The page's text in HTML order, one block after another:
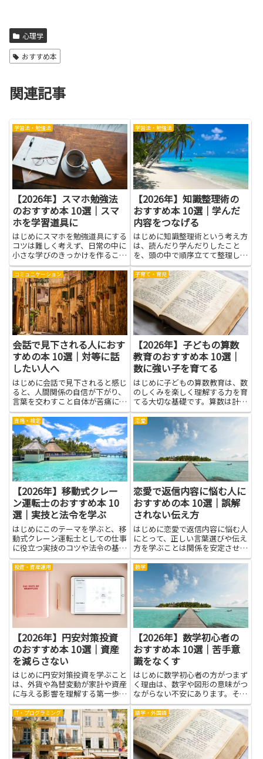
心理学
おすすめ本
関連記事
学習法・勉強法
【2026年】スマホ勉強法
のおすすめ本 10選｜スマ
ホを学習道具に
はじめにスマホを勉強道具にする
コツは難しく考えず、日常の中に
小さな学びのきっかけを作ること
です。スマホ勉強法という考え方
は、忙しい学校生活や仕事の合間
にも取り入れやすく、すき間時間
を上手に使って知識を積み重ねる
手助けになります。この記事で
は...
学習法・勉強法
【2026年】知識整理術の
おすすめ本 10選｜学んだ
内容をつなげる
はじめに知識整理術という考え方
は、読んだり学んだりしたこと
を、頭の中で順序立てて整理し、
つながりを作る力を養います。メ
モの取り方や考えの整理法を身に
つけると、次に何を学ぶべきかが
見えやすくなり、宿題や仕事の準
備にも役立ちます。知識整理術を
学...
コミュニケーション
会話で見下される人におす
すめの本 10選｜対等に話
したい人へ
はじめに会話で見下されると感じ
ると、人間関係の自信が下がり、
言葉を交わすこと自体が苦痛にな
ることがあります。本記事で紹介
する本は、相手に流されない心の
作り方や言葉の選び方、沈黙の扱
い方、自己理解を深める視点など
を学べる内容を中心にしていま
す...
子育て・育児
【2026年】子どもの算数
教育のおすすめ本 10選｜
数に強い子を育てる
はじめに子どもの算数教育は、数
のしくみを楽しく理解する力を育
てる大切な基礎です。算数は計算
だけでなく、問題を解く力や粘り
強さ、観察する力も伸ばします。
学ぶ楽しさを感じられると、子ど
もは自分から進んで学ぶようにな
り、学校の授業にも自信を持て
ま...
資格・検定
【2026年】移動式クレー
ン運転士のおすすめ本 10
選｜実技と法令を学ぶ
はじめにこのテーマを学ぶと、移
動式クレーン運転士としての仕事
に役立つ実技のコツや法令の基礎
が身につきます。現場での安全確
認の手順や合図、点検の基本を理
解することで、操作ミスを減らせ
る可能性が高まります。書籍を通
じて、作業の流れを頭の中で整
恋愛
恋愛で返信内容に悩む人に
おすすめの本 10選｜誤解
されない伝え方
はじめに恋愛で返信内容に悩む人
にとって、正しい言葉選びや伝え
方を学ぶことは関係を安定させる
大きな手助けになります。誤解さ
れない伝え方を身につけると、相
手の受け取り方に振り回されにく
くなり、不安が減りやすくなりま
す。本を通して具体的な表現や
ト...
投資・資産運用
【2026年】円安対策投資
のおすすめ本 10選｜資産
を減らさない
はじめに円安対策投資を学ぶこと
は、外貨や為替変動が家計や資産
に与える影響を理解する第一歩に
なります。為替リスクを知れば、
資産を減らさないための具体的な
選択肢が見えてきます。リスク分
散や通貨ヘッジ、インフレ対策な
どの考え方に触れることで、国
内...
数学
【2026年】数学初心者の
おすすめ本 10選｜苦手意
識をなくす
はじめに数学初心者の方がつまず
く理由は、数字や図形の意味がつ
ながらない不安にあります。そん
なとき、やさしく整理された入門
的な読み物に触れると、学ぶ楽し
さが見えてきて、学習を続ける力
が生まれます。数学の理解は、物
事を分解して考える力や、問題
を...
IT・プログラミング 語学・外国語